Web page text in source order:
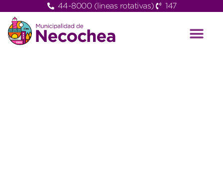
44-8000 (lineas rotativas) 147